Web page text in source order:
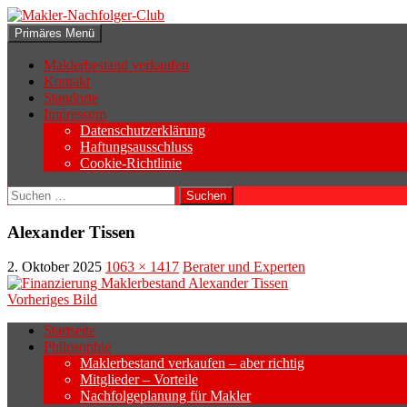
Zum
Inhalt
springen
Makler-Nachfolger-Club
Suchen
Primäres Menü
Maklerbestand verkaufen
Kontakt
Standorte
Impressum
Datenschutzerklärung
Haftungsausschluss
Cookie-Richtlinie
Suchen
nach:
Alexander Tissen
2. Oktober 2025 1063 × 1417 Berater und Experten
Vorheriges Bild
Wenn sich der Makler oder Inhaber
Geschäftsaufgabe.
Startseite
Philosophie
Maklerbestand verkaufen – aber richtig
Mitglieder – Vorteile
Nachfolgeplanung für Makler